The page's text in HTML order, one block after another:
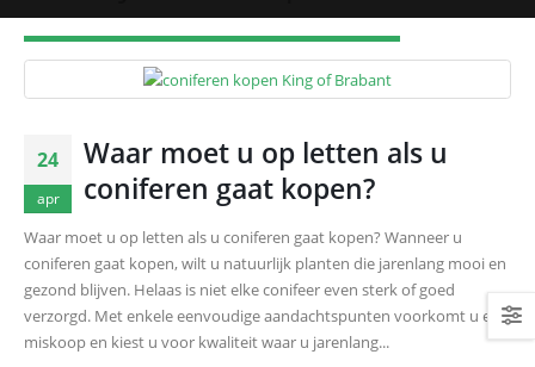
24
apr
Waar moet u op letten als u
coniferen gaat kopen?
Waar moet u op letten als u coniferen gaat kopen? Wanneer u
coniferen gaat kopen, wilt u natuurlijk planten die jarenlang mooi en
gezond blijven. Helaas is niet elke conifeer even sterk of goed
verzorgd. Met enkele eenvoudige aandachtspunten voorkomt u een
miskoop en kiest u voor kwaliteit waar u jarenlang...